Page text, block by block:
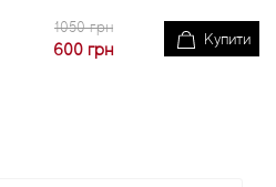
1050 грн
600 грн
Купити